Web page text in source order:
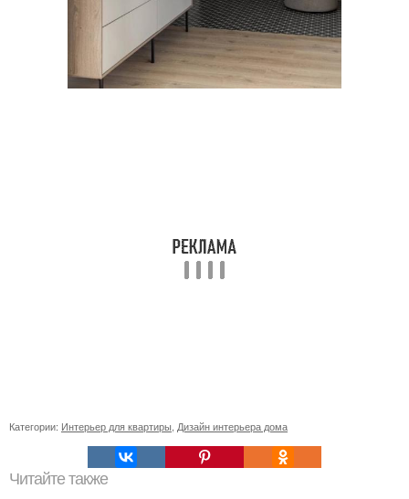
Категории: Интерьер для квартиры Дизайн интерьера дома
Читайте также